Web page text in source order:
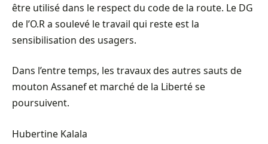
être utilisé dans le respect du code de la route. Le DG
de l’O.R a soulevé le travail qui reste est la
sensibilisation des usagers.
Dans l’entre temps, les travaux des autres sauts de
mouton Assanef et marché de la Liberté se
poursuivent.
Hubertine Kalala